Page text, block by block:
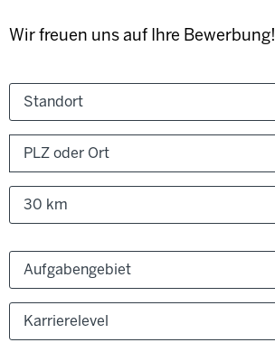
Wir freuen uns auf Ihre Bewerbung!
Standort
30 km
Aufgabengebiet
Karrierelevel